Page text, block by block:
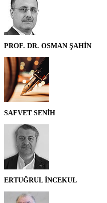
PROF. DR. OSMAN ŞAHİN
SAFVET SENİH
ERTUĞRUL İNCEKUL